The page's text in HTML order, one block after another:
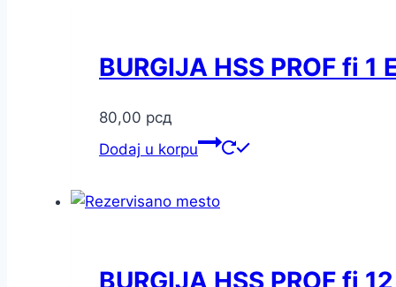
BURGIJA HSS PROF fi 1
80,00 рсд
Dodaj u korpu